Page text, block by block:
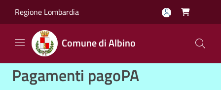
Regione Lombardia 
Comune di Albino
Pagamenti pagoPA